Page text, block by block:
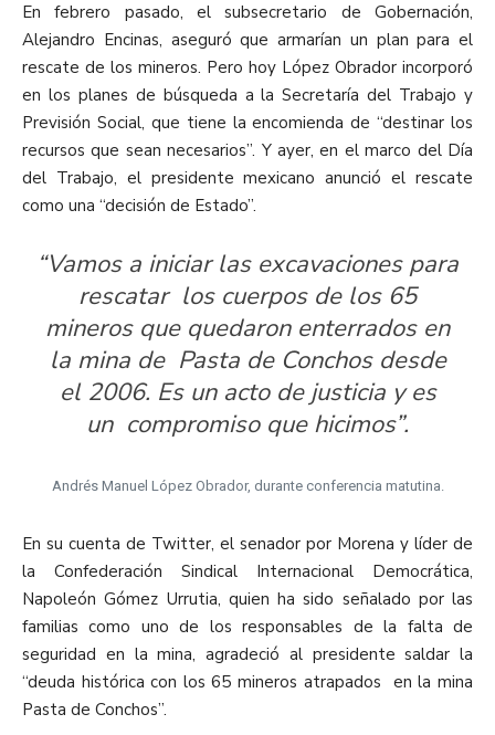
En febrero pasado, el subsecretario de Gobernación,
Alejandro Encinas, aseguró que armarían un plan para el
rescate de los mineros. Pero hoy López Obrador incorporó
en los planes de búsqueda a la Secretaría del Trabajo y
Previsión Social, que tiene la encomienda de “destinar los
recursos que sean necesarios”. Y ayer, en el marco del Día
del Trabajo, el presidente mexicano anunció el rescate
como una “decisión de Estado”.
“Vamos a iniciar las excavaciones para
rescatar los cuerpos de los 65
mineros que quedaron enterrados en
la mina de Pasta de Conchos desde
el 2006. Es un acto de justicia y es
un compromiso que hicimos”.
Andrés Manuel López Obrador, durante conferencia matutina.
En su cuenta de Twitter, el senador por Morena y líder de
la Confederación Sindical Internacional Democrática,
Napoleón Gómez Urrutia, quien ha sido señalado por las
familias como uno de los responsables de la falta de
seguridad en la mina, agradeció al presidente saldar la
“deuda histórica con los 65 mineros atrapados en la mina
Pasta de Conchos”.